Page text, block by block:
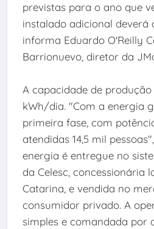
previstas para o ano que
instalado adicional deverá
informa Eduardo O'Reilly
Barrionuevo, diretor da
A capacidade de
kWh/dia. "Com a energia
primeira fase, com
atendidas 14,5 mil
energia é entregue no
da Celesc, concessionária
Catarina, e vendida no
consumidor privado. A
simples e comandada por